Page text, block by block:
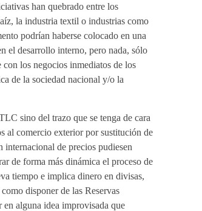
han quebrado entre los
la industria textil o industrias como
podrían haberse colocado en una
el desarrollo interno, pero nada, sólo
los negocios inmediatos de los
de la sociedad nacional y/o la
sino del trazo que se tenga de cara
al comercio exterior por sustitución de
de precios pudiesen
de forma más dinámica el proceso de
tiempo e implica dinero en divisas,
disponer de las Reservas
alguna idea improvisada que